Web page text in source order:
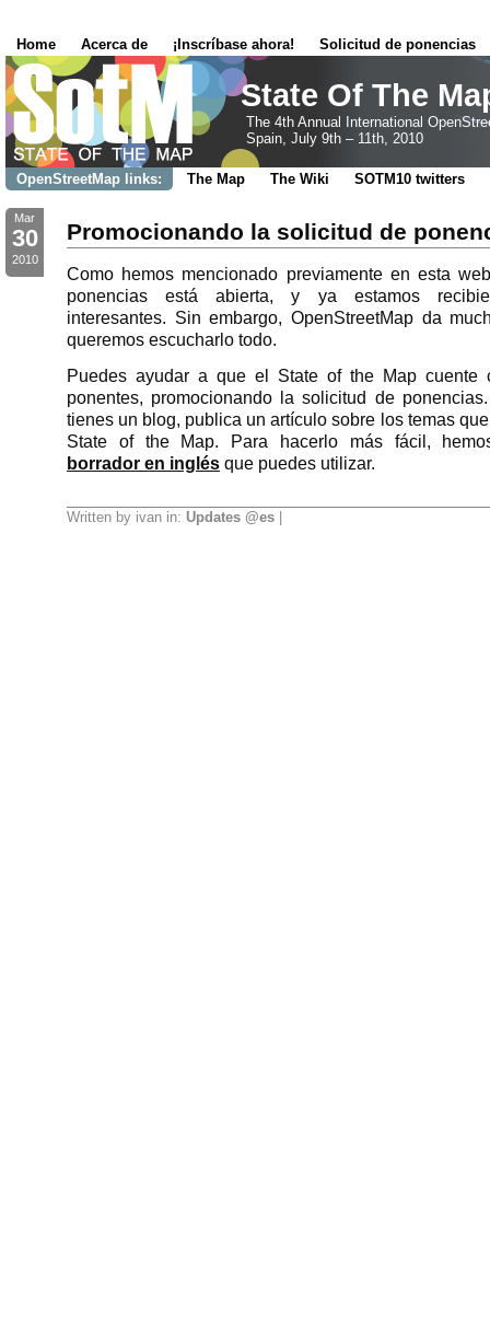
Home Acerca de ¡Inscríbase ahora! Solicitud de ponencias
State Of The
The 4th Annual International
Spain, July 9th – 11th, 2010
OpenStreetMap links: The Map The Wiki SOTM10 twitters
Mar
30
2010
Promocionando la solicitud de
Como hemos mencionado previamente en esta
ponencias está abierta, y ya estamos
interesantes. Sin embargo, OpenStreetMap da
queremos escucharlo todo.
Puedes ayudar a que el State of the Map cuente
ponentes, promocionando la solicitud de
tienes un blog, publica un artículo sobre los temas
State of the Map. Para hacerlo más fácil,
borrador en inglés que puedes utilizar.
Written by ivan in: Updates @es